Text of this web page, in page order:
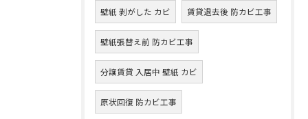
壁紙 剥がした カビ 賃貸退去後 防カビ工事
壁紙張替え前 防カビ工事
分譲賃貸 入居中 壁紙 カビ
原状回復 防カビ工事